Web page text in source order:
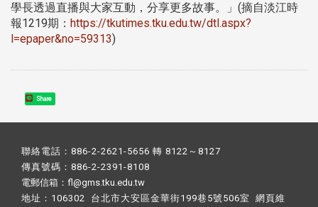
學長透過直播與大家互動，分享更多故事。」(摘自淡江時
報1219期： https://tkutimes.tku.edu.tw/dtl.aspx?
l=epaper&no=59313)
Share
聯絡電話：886-2-2621-5656 轉 8122～8127
傳真號碼：886-2-2391-8108
電郵信箱：fl@gms.tku.edu.tw
地址：106302 台北市大安區金華街199巷5號506室 網頁維